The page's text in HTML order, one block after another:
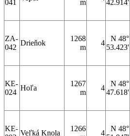
041
m
42.914'
ZA-
042
Drieňok
1268
m
4
N 48°
53.423'
KE-
024
Hoľa
1267
m
4
N 48°
47.618'
KE-
Veľká Knola
1266
4
N 48°